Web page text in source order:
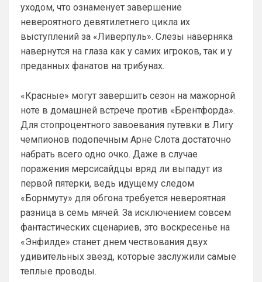
уходом, что ознаменует завершение
невероятного девятилетнего цикла их
выступлений за «Ливерпуль». Слезы наверняка
навернутся на глаза как у самих игроков, так и у
преданных фанатов на трибунах.
«Красные» могут завершить сезон на мажорной
ноте в домашней встрече против «Брентфорда».
Для стопроцентного завоевания путевки в Лигу
чемпионов подопечным Арне Слота достаточно
набрать всего одно очко. Даже в случае
поражения мерсисайдцы вряд ли выпадут из
первой пятерки, ведь идущему следом
«Борнмуту» для обгона требуется невероятная
разница в семь мячей. За исключением совсем
фантастических сценариев, это воскресенье на
«Энфилде» станет днем чествования двух
удивительных звезд, которые заслужили самые
теплые проводы.
Так и в Вашу помойку он ни за что не пойдет,
нужно быть конченным отморозью, чтобы
выбрать этот клуб. Одно дело при РА,
Приезжайте к нам на базу , трофеи
большие посмотрите , на игроков
дорогих тоже …а то у вас из дорогого
только Хаверц😁
Отмечу сразу, что мы тоже через это
прошли, ужасное время было
трансферов, после Венгера, но и сейчас
нет надежды, что все удержится, уж
больно хрупко все в нашем доме.
Арсенал сейчас, чем Челси, и при этом,
нет даже аргумента ни одного в пользу
бесполезного Челси
Ответ для Канонир
Отмечу сразу, что мы тоже через это
прошли, ужасное время было трансферов,
что в
Ладно, извиняюсь, я увлекся 🤝